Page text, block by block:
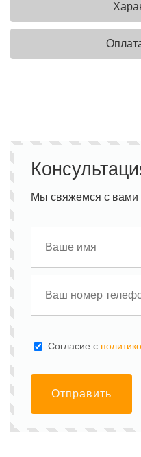
Мы свяжемся с вами
Cогласие с
Отправить